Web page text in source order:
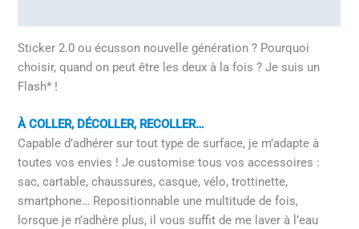
Sticker 2.0 ou écusson nouvelle génération ? Pourquoi
choisir, quand on peut être les deux à la fois ? Je suis un
Flash* !
À COLLER, DÉCOLLER, RECOLLER…
Capable d’adhérer sur tout type de surface, je m’adapte à
toutes vos envies ! Je customise tous vos accessoires :
sac, cartable, chaussures, casque, vélo, trottinette,
smartphone… Repositionnable une multitude de fois,
lorsque je n’adhère plus, il vous suffit de me laver à l’eau